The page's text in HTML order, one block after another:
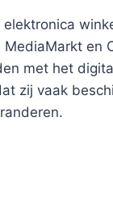
en
met het
zij vaak